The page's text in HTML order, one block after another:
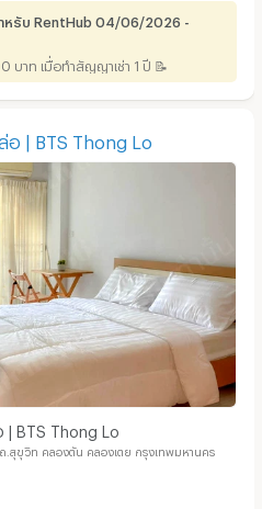
หรับ RentHub 04/06/2026 -
บาท เมื่อทำสัญญาเช่า 1 ปี 📝
อ | BTS Thong Lo
BTS Thong Lo
สุขุวิท คลองตัน คลองเตย กรุงเทพมหานคร